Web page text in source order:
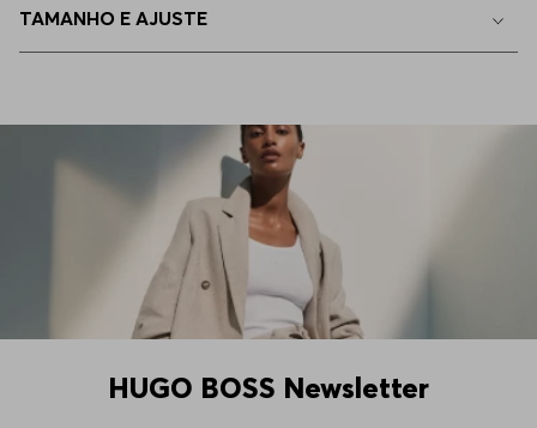
TAMANHO E AJUSTE
HUGO BOSS Newsletter